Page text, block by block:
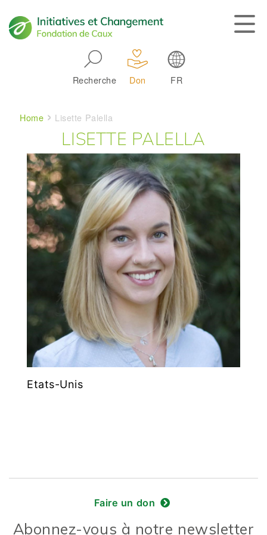
Recherche Don FR
Breadcrumb
Home Lisette Palella
LISETTE PALELLA
Etats-Unis
Faire un don
Abonnez-vous à notre newsletter